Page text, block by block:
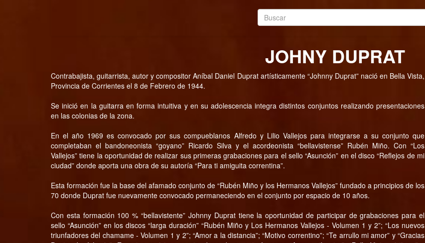
JOHNY DUPRAT
Contrabajista, guitarrista, autor y compositor Aníbal Daniel Duprat artísticamente “Johnny Duprat” nació en Bella Vista,
Provincia de Corrientes el 8 de Febrero de 1944.
Se inició en la guitarra en forma intuitiva y en su adolescencia integra distintos conjuntos realizando presentaciones
en las colonias de la zona.
En el año 1969 es convocado por sus compueblanos Alfredo y Lilio Vallejos para integrarse a su conjunto que
completaban el bandoneonista “goyano” Ricardo Silva y el acordeonista “bellavistense” Rubén Miño. Con “Los
Vallejos” tiene la oportunidad de realizar sus primeras grabaciones para el sello “Asunción” en el disco “Reflejos de mi
ciudad” donde aporta una obra de su autoría “Para ti amiguita correntina”.
Esta formación fue la base del afamado conjunto de “Rubén Miño y los Hermanos Vallejos” fundado a principios de los
70 donde Duprat fue nuevamente convocado permaneciendo en el conjunto por espacio de 10 años.
Con esta formación 100 % “bellavistente” Johnny Duprat tiene la oportunidad de participar de grabaciones para el
sello “Asunción” en los discos “larga duración” “Rubén Miño y Los Hermanos Vallejos - Volumen 1 y 2”; “Los nuevos
triunfadores del chamame - Volumen 1 y 2”; “Amor a la distancia”; “Motivo correntino”; “Te arrullo mi amor” y “Gracias